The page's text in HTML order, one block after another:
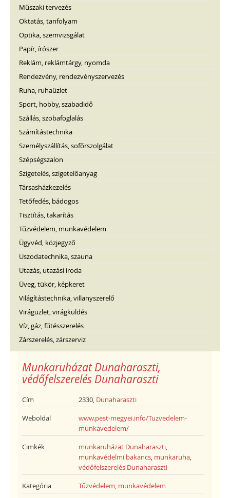
Műszaki tervezés
Oktatás, tanfolyam
Optika, szemvizsgálat
Papír, írószer
Reklám, reklámtárgy, nyomda
Rendezvény, rendezvényszervezés
Ruha, ruhaüzlet
Sport, hobby, szabadidő
Szállás, szobafoglalás
Számítástechnika
Személyszállítás, sofőrszolgálat
Szépségszalon
Szigetelés, szigetelőanyag
Társasházkezelés
Tetőfedés, bádogos
Tisztítás, takarítás
Tűzvédelem, munkavédelem
Ügyvéd, közjegyző
Uszodatechnika, szauna
Utazás, utazási iroda
Üveg, tükör, képkeret
Világítástechnika, villanyszerelő
Virágüzlet, virágküldés
Víz, gáz, fűtésszerelés
Zárszerelés, zárszerviz
Munkaruházat Dunaharaszti,
védőfelszerelés Dunaharaszti
Cím 2330, Dunaharaszti
Weboldal
www.pest-megyei.info/Tuzvedelem-
munkavedelem/
Cimkék munkaruházat Dunaharaszti,
munkavédelmi bakancs, munkaruha,
védőfelszerelés Dunaharaszti
Kategória Tűzvédelem, munkavédelem